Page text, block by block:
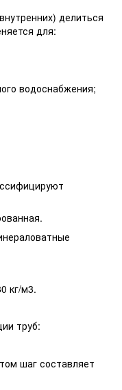
делиться
для:
водоснабжения;
кг/м3.
труб:
шаг составляет